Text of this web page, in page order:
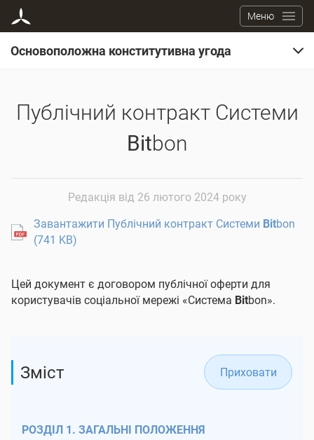
Меню
Основоположна конститутивна угода
Публічний контракт Системи
Bitbon
Завантажити Публічний контракт Системи Bitbon
(741 KB)
Редакція від 26 лютого 2024 року
Цей документ є договором публічної оферти для
користувачів соціальної мережі «Система Bitbon».
Зміст Приховати
РОЗДІЛ 1. ЗАГАЛЬНІ ПОЛОЖЕННЯ